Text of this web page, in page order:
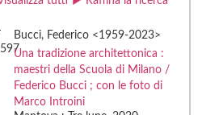
Bucci, Federico <1959-2023>
Una tradizione architettonica :
maestri della Scuola di Milano /
Federico Bucci ; con le foto di
Marco Introini